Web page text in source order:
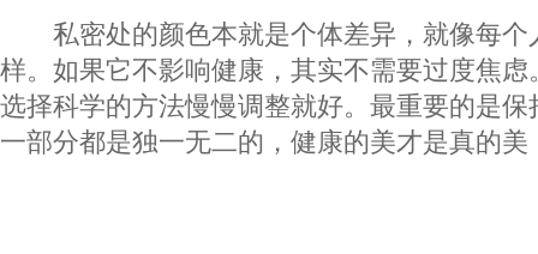
私密处的颜色本就是个体差异，就像每个
样。如果它不影响健康，其实不需要过度焦
选择科学的方法慢慢调整就好。最重要的是
一部分都是独一无二的，健康的美才是真的美